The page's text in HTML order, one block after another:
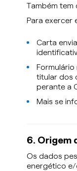
Também
Para exercer
Carta
titular dos
perante a
Mais se
6. Origem
Os dados
energético